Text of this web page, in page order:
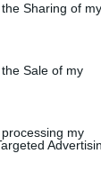
Sharing of my
Sale of my
my
- 2024